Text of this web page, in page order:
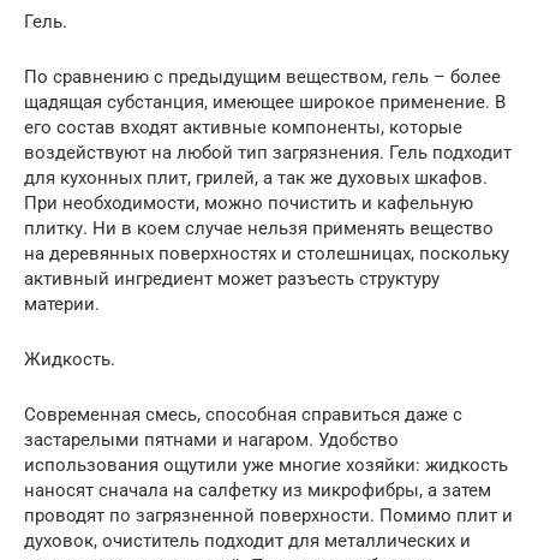
Гель.
По сравнению с предыдущим веществом, гель – более
щадящая субстанция, имеющее широкое применение. В
его состав входят активные компоненты, которые
воздействуют на любой тип загрязнения. Гель подходит
для кухонных плит, грилей, а так же духовых шкафов.
При необходимости, можно почистить и кафельную
плитку. Ни в коем случае нельзя применять вещество
на деревянных поверхностях и столешницах, поскольку
активный ингредиент может разъесть структуру
материи.
Жидкость.
Современная смесь, способная справиться даже с
застарелыми пятнами и нагаром. Удобство
использования ощутили уже многие хозяйки: жидкость
наносят сначала на салфетку из микрофибры, а затем
проводят по загрязненной поверхности. Помимо плит и
духовок, очиститель подходит для металлических и